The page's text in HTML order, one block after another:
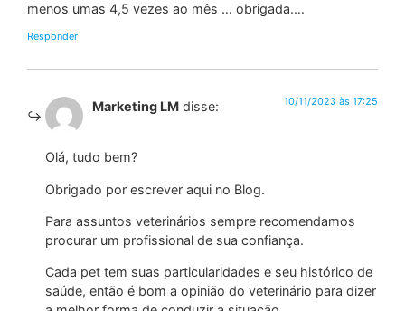
menos umas 4,5 vezes ao mês … obrigada….
Responder
Marketing LM disse: 10/11/2023 às 17:25
Olá, tudo bem?
Obrigado por escrever aqui no Blog.
Para assuntos veterinários sempre recomendamos
procurar um profissional de sua confiança.
Cada pet tem suas particularidades e seu histórico de
saúde, então é bom a opinião do veterinário para dizer